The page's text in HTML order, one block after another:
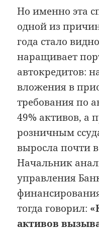
Но именно эта
одной из
года стало
наращивает
автокредитов:
вложения в
требования по
49% активов, а
розничным
выросла почти
Начальник
управления
тогда говорил:
активов